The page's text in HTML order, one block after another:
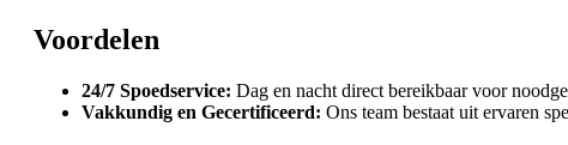
Voordelen
24/7 Spoedservice: Dag en nacht direct bereikbaar voor
Vakkundig en Gecertificeerd: Ons team bestaat uit ervaren